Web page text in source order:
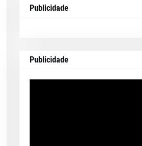
Publicidade
Publicidade